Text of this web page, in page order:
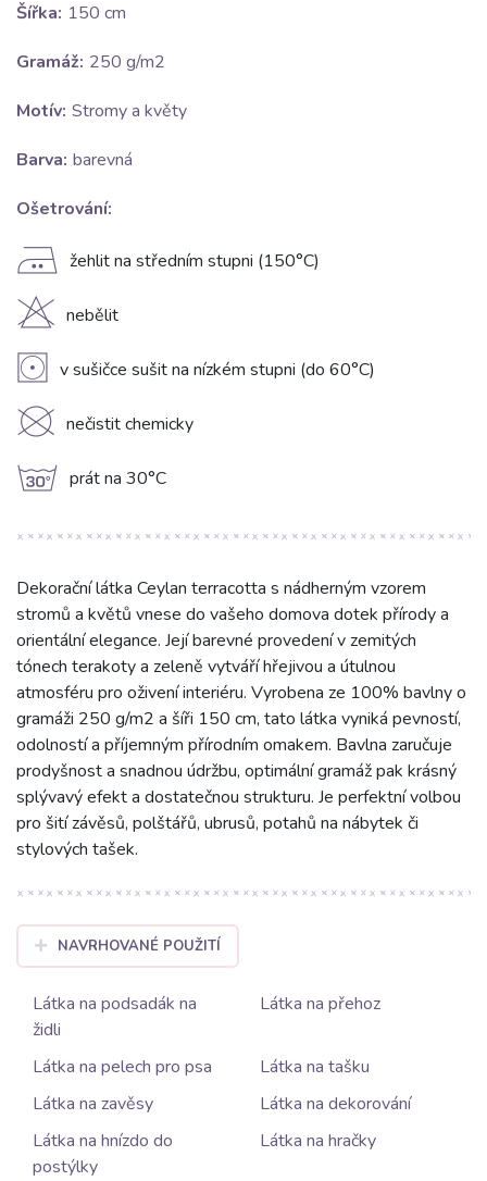
Šířka: 150 cm
Gramáž: 250 g/m2
Motív: Stromy a květy
Barva: barevná
Ošetrování:
E žehlit na středním stupni (150°C)
H nebělit
V v sušičce sušit na nízkém stupni (do 60°C)
K nečistit chemicky
g prát na 30°C
Dekorační látka Ceylan terracotta s nádherným vzorem
stromů a květů vnese do vašeho domova dotek přírody a
orientální elegance. Její barevné provedení v zemitých
tónech terakoty a zeleně vytváří hřejivou a útulnou
atmosféru pro oživení interiéru. Vyrobena ze 100% bavlny o
gramáži 250 g/m2 a šíři 150 cm, tato látka vyniká pevností,
odolností a příjemným přírodním omakem. Bavlna zaručuje
prodyšnost a snadnou údržbu, optimální gramáž pak krásný
splývavý efekt a dostatečnou strukturu. Je perfektní volbou
pro šití závěsů, polštářů, ubrusů, potahů na nábytek či
stylových tašek.
NAVRHOVANÉ POUŽITÍ
Látka na podsadák na
židli
Látka na přehoz
Látka na pelech pro psa
Látka na tašku
Látka na zavěsy
Látka na dekorování
Látka na hnízdo do
postýlky
Látka na hračky